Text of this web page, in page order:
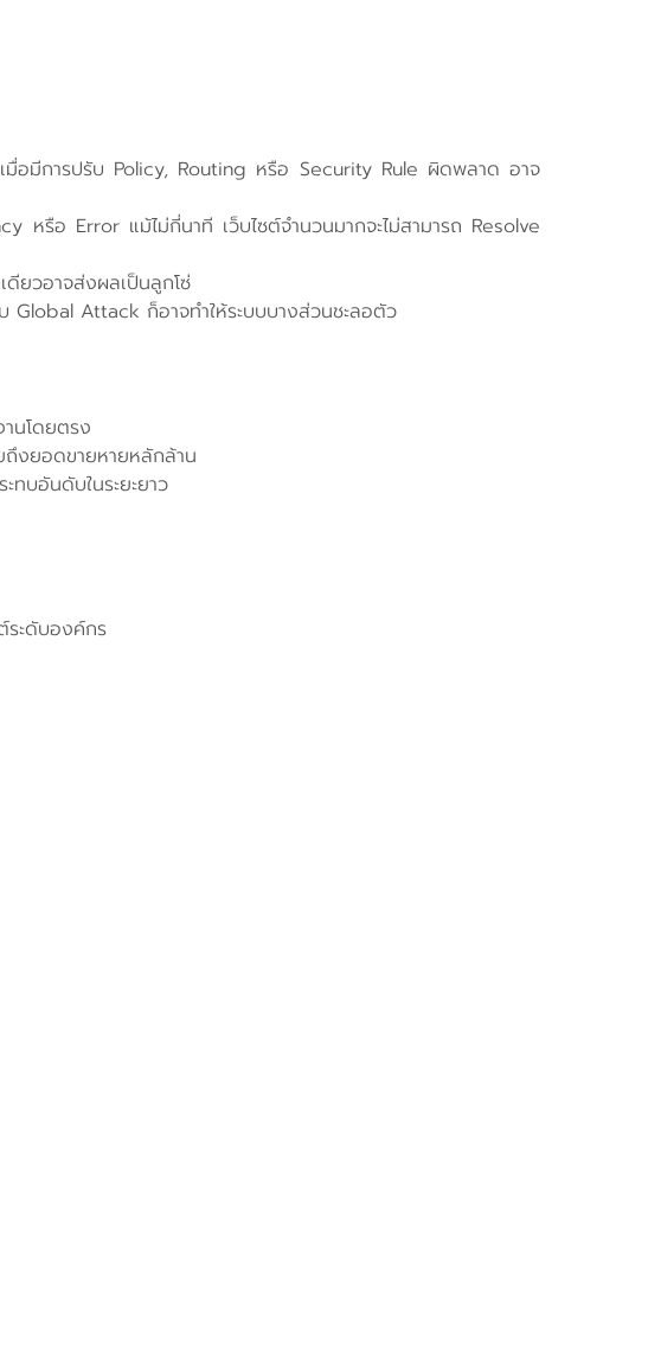
มื่อมีการปรับ Policy, Routing หรือ Security Rule ผิดพลาด อาจ
รือ Error แม้ไม่กี่นาที เว็บไซต์จำนวนมากจะไม่สามารถ Resolve
ยวอาจส่งผลเป็นลูกโซ่
Attack ก็อาจทำให้ระบบบางส่วนชะลอตัว
นโดยตรง
งยอดขายหายหลักล้าน
บอันดับในระยะยาว
ระดับองค์กร